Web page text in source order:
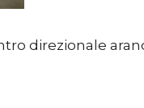
direzionale